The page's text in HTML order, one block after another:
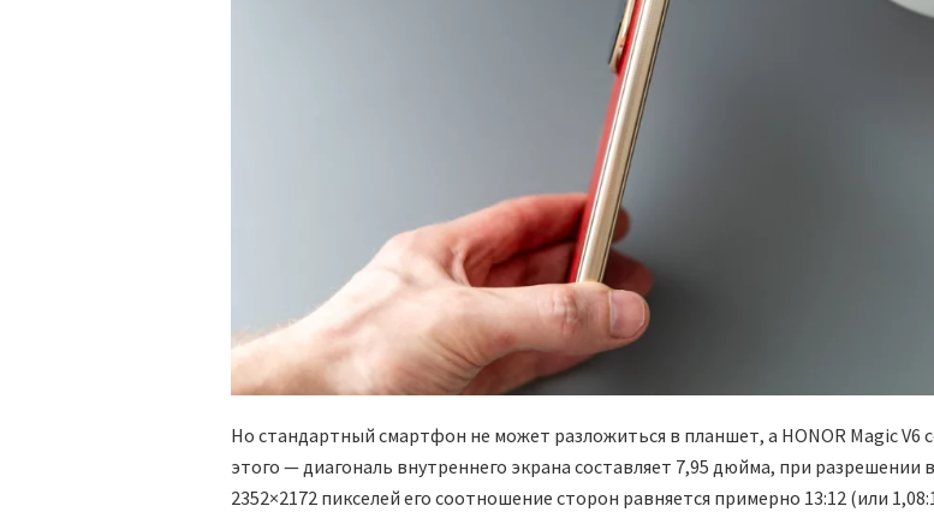
Но стандартный смартфон не может разложиться в планшет, а HONOR Magic V6
этого — диагональ внутреннего экрана составляет 7,95 дюйма, при разрешении в
2352×2172 пикселей его соотношение сторон равняется примерно 13:12 (или